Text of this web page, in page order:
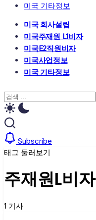
미국 기타정보
미국 회사설립
미국주재원 L1비자
미국E2직원비자
미국사업정보
미국 기타정보
닫
기
검
색
Subscribe
태그 둘러보기
주재원L비자
1 기사